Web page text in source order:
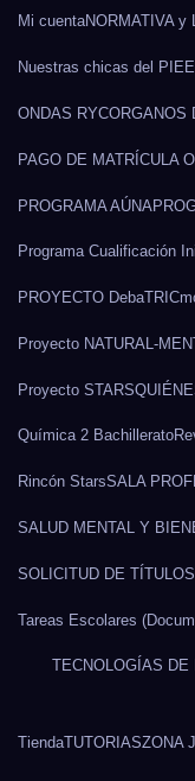
Mi cuentaNORMATIVA y
Nuestras chicas del
ONDAS RYCORGANOS
PAGO DE MATRÍCULA
PROGRAMA AÚNA
Programa Cualificación
PROYECTO
Proyecto NATURAL-
Proyecto STARS
Química 2 Bachillerato
Rincón StarsSALA
SALUD MENTAL Y
SOLICITUD DE TÍTULOS
Tareas Escolares
TECNOLOGÍAS DE
TiendaTUTORIASZONA